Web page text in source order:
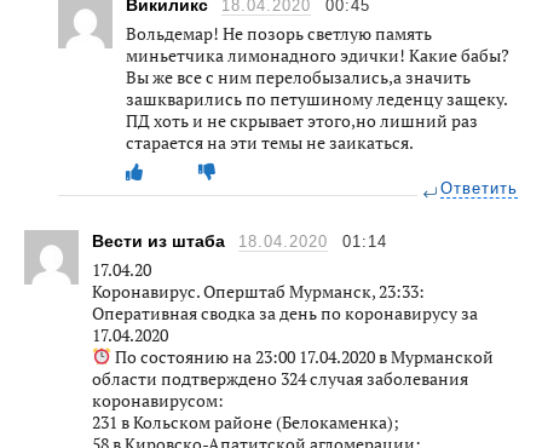
Викиликс 18.04.2020 00:45
Вольдемар! Не позорь светлую память
миньетчика лимонадного эдички! Какие бабы?
Вы же все с ним перелобызались,а значить
зашкварились по петушиному леденцу защеку.
ПД хоть и не скрывает этого,но лишний раз
старается на эти темы не заикаться.
Ответить
Вести из штаба 18.04.2020 01:14
17.04.20
Коронавирус. Оперштаб Мурманск, 23:33:
Оперативная сводка за день по коронавирусу за
17.04.2020
По состоянию на 23:00 17.04.2020 в Мурманской
области подтверждено 324 случая заболевания
коронавирусом:
231 в Кольском районе (Белокаменка);